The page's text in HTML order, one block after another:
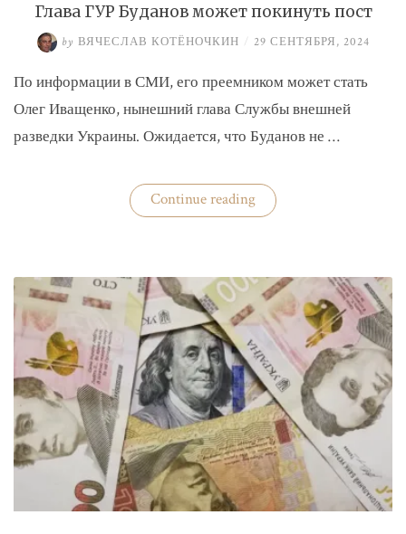
Глава ГУР Буданов может покинуть пост
by ВЯЧЕСЛАВ КОТЁНОЧКИН / 29 СЕНТЯБРЯ, 2024
По информации в СМИ, его преемником может стать
Олег Иващенко, нынешний глава Службы внешней
разведки Украины. Ожидается, что Буданов не …
Continue reading«Глава
ГУР
пост»